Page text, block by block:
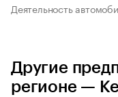
Деятельность
Другие
регионе —